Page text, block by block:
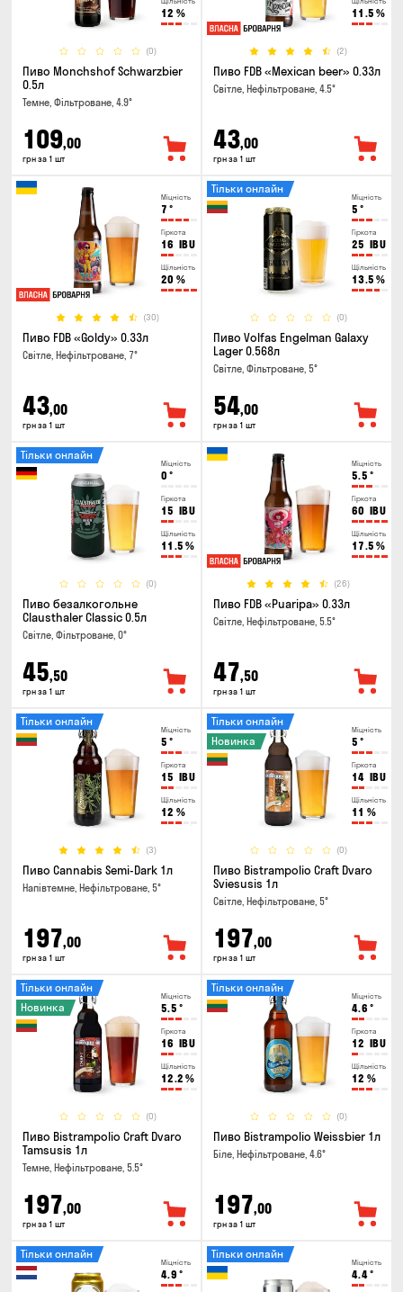
12 %
(0)
Пиво Monchshof Schwarzbier
0.5л
Темне, Фільтроване, 4.9°
109,00
грн за 1 шт
11.5 %
(2)
Пиво FDB «Mexican beer» 0.33л
Світле, Нефільтроване, 4.5°
43,00
грн за 1 шт
Міцність
7 °
Гіркота
16 IBU
Щільність
20 %
(30)
Пиво FDB «Goldy» 0.33л
Світле, Нефільтроване, 7°
43,00
грн за 1 шт
Міцність
5 °
Гіркота
25 IBU
Щільність
13.5 %
(0)
Тільки онлайн
Пиво Volfas Engelman Galaxy
Lager 0.568л
Світле, Фільтроване, 5°
54,00
грн за 1 шт
Міцність
0 °
Гіркота
15 IBU
Щільність
11.5 %
(0)
Тільки онлайн
Пиво безалкогольне
Clausthaler Classic 0.5л
Світле, Фільтроване, 0°
45,50
грн за 1 шт
Міцність
5.5 °
Гіркота
60 IBU
Щільність
17.5 %
(26)
Пиво FDB «Puaripa» 0.33л
Світле, Нефільтроване, 5.5°
47,50
грн за 1 шт
Міцність
5 °
Гіркота
15 IBU
Щільність
12 %
(3)
Тільки онлайн
Пиво Cannabis Semi-Dark 1л
Напівтемне, Нефільтроване, 5°
197,00
грн за 1 шт
Міцність
5 °
Гіркота
14 IBU
Щільність
11 %
(0)
Тільки онлайн
Новинка
Пиво Bistrampolio Craft Dvaro
Sviesusis 1л
Світле, Нефільтроване, 5°
197,00
грн за 1 шт
Міцність
5.5 °
Гіркота
16 IBU
Щільність
12.2 %
(0)
Тільки онлайн
Новинка
Пиво Bistrampolio Craft Dvaro
Tamsusis 1л
Темне, Нефільтроване, 5.5°
197,00
грн за 1 шт
Міцність
4.6 °
Гіркота
12 IBU
Щільність
12 %
(0)
Тільки онлайн
Пиво Bistrampolio Weissbier 1л
Біле, Нефільтроване, 4.6°
197,00
грн за 1 шт
Міцність
4.9 °
Тільки онлайн
Міцність
4.4°
Тільки онлайн